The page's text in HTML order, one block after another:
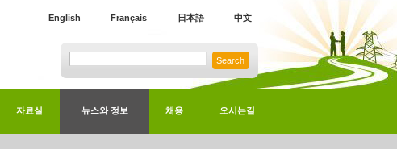
English Français 日本語 中文
Search
자료실 뉴스와 정보 채용 오시는길